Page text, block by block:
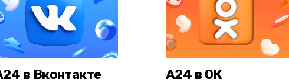
в Вконтакте А24 в ОК